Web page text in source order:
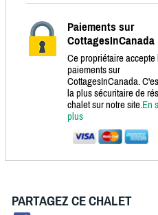
Paiements sur
CottagesInCanada
Ce propriétaire accepte
paiements sur
CottagesInCanada.
la plus sécuritaire de
chalet sur notre site.En
plus
PARTAGEZ CE CHALET